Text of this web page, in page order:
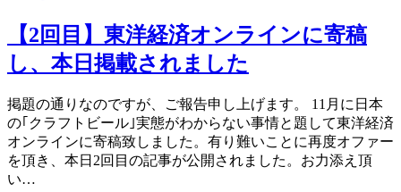
【2回目】東洋経済オンラインに寄稿
し、本日掲載されました
投稿者master
掲題の通りなのですが、ご報告申し上げます。 11月に日本
の｢クラフトビール｣実態がわからない事情と題して東洋経済
オンラインに寄稿致しました。有り難いことに再度オファー
を頂き、本日2回目の記事が公開されました。お力添え頂
い…